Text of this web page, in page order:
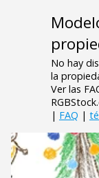
No hay
la
Ver las
| FAQ |